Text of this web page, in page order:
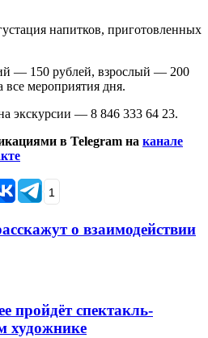
напитков, приготовленных
— 150 рублей, взрослый — 200
все мероприятия дня.
экскурсии — 8 846 333 64 23.
в Telegram на канале
1
о взаимодействии
пройдёт спектакль-
художнике